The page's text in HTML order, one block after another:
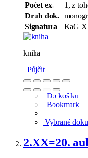
Počet ex.
1, z
Druh dok.
Signatura
KaG
kniha
Půjčit
Do košíku
Bookmark
Vybrané
2.XX=20.